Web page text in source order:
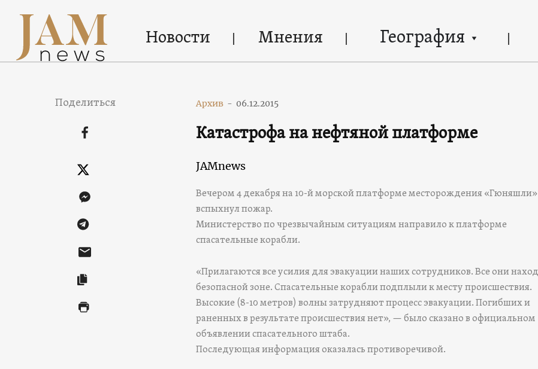
Новости Мнения География
Поделиться Архив - 06.12.2015
Катастрофа на нефтяной платформе
JAMnews
Вечером 4 декабря на 10-й морской платформе месторождения «Гюняшли»
вспыхнул пожар.
Министерство по чрезвычайным ситуациям направило к платформе
спасательные корабли.
«Прилагаются все усилия для эвакуации наших сотрудников. Все они
безопасной зоне. Спасательные корабли подплыли к месту происшествия.
Высокие (8-10 метров) волны затрудняют процесс эвакуации. Погибших и
раненных в результате происшествия нет», — было сказано в официальном
объявлении спасательного штаба.
Последующая информация оказалась противоречивой.